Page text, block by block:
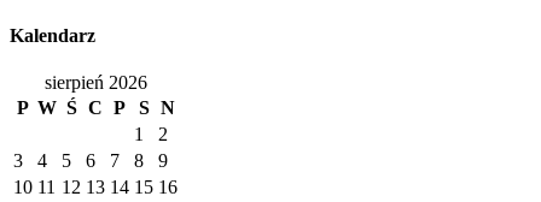
Kalendarz
sierpień 2026
P W Ś C P S N
1
2
3
4 5 6 7 8
9
10 11 12 13 14 15 16